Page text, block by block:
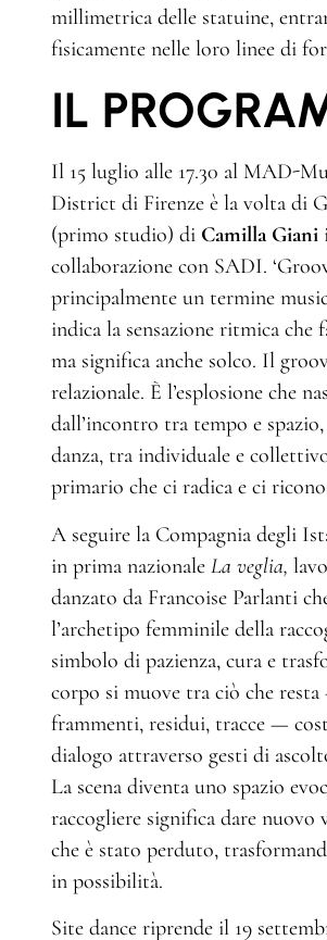
millimetrica delle statuine,
fisicamente nelle loro linee di
IL
Il 15 luglio alle 17.30 al MAD-
District di Firenze è la volta di
(primo studio) di Camilla Giani
collaborazione con SADI.
principalmente un termine
indica la sensazione ritmica che
ma significa anche solco. Il
relazionale. È l’esplosione che
dall’incontro tra tempo e
danza, tra individuale e
primario che ci radica e ci
A seguire la Compagnia degli
in prima nazionale La veglia,
danzato da Francoise Parlanti
l’archetipo femminile della
simbolo di pazienza, cura e
corpo si muove tra ciò che
frammenti, residui, tracce —
dialogo attraverso gesti di
La scena diventa uno spazio
raccogliere significa dare nuovo
che è stato perduto,
in possibilità.
Site dance riprende il 19